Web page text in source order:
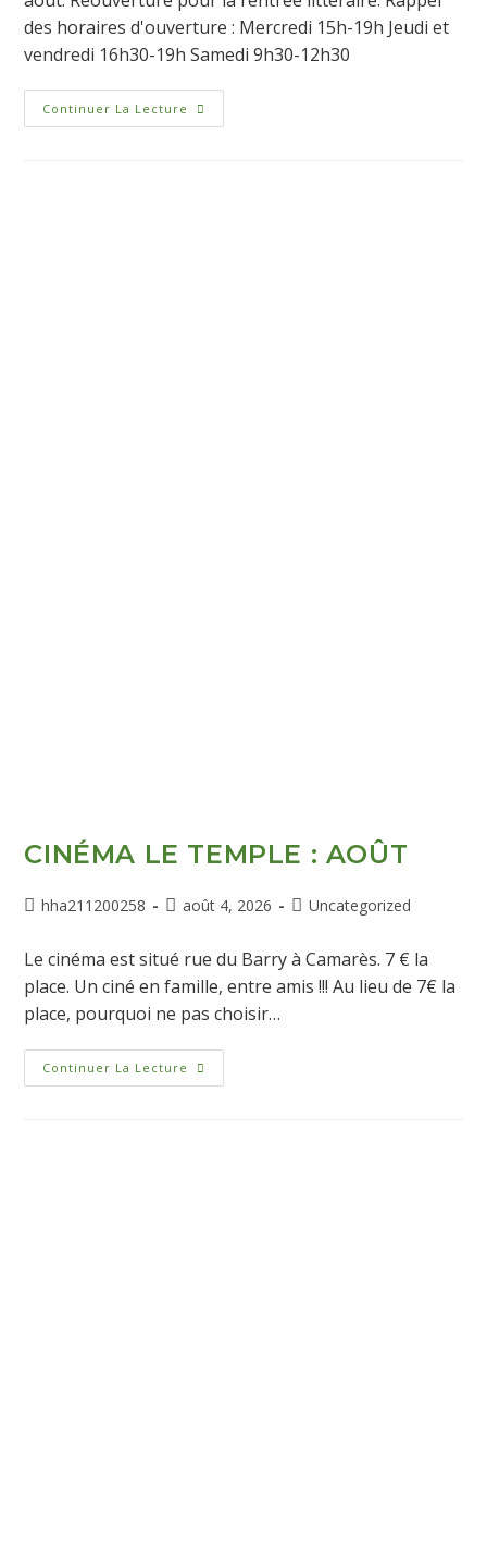
des horaires d'ouverture : Mercredi 15h-19h Jeudi et
vendredi 16h30-19h Samedi 9h30-12h30
Continuer La Lecture
CINÉMA LE TEMPLE : AOÛT
hha211200258 août 4, 2026 Uncategorized
Le cinéma est situé rue du Barry à Camarès. 7 € la
place. Un ciné en famille, entre amis !!! Au lieu de 7€ la
place, pourquoi ne pas choisir…
Continuer La Lecture